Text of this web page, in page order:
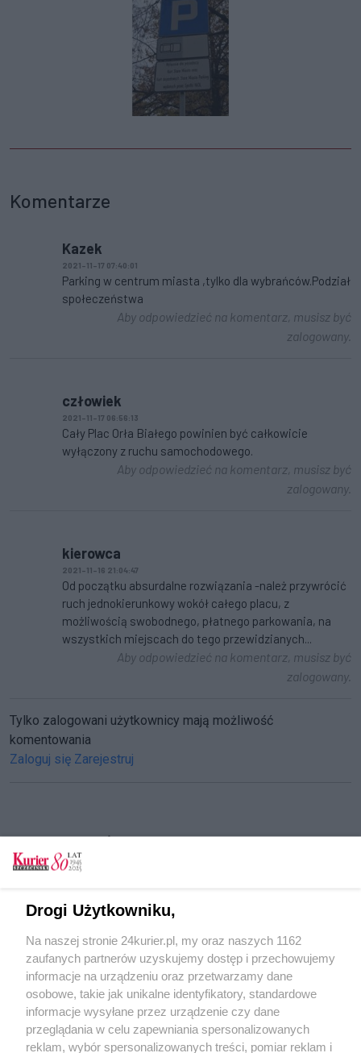
Komentarze
Kazek
2021-11-17 07:40:01
Parking w centrum miasta ,tylko dla wybrańców.Podział
społeczeństwa
Aby odpowiedzieć na komentarz, musisz być
zalogowany.
człowiek
2021-11-17 06:56:13
Cały Plac Orła Białego powinien być całkowicie
wyłączony z ruchu samochodowego.
Aby odpowiedzieć na komentarz, musisz być
zalogowany.
kierowca
2021-11-16 21:04:47
Od początku absurdalne rozwiązania -należ przywrócić
ruch jednokierunkowy wokół całego placu, z
możliwością swobodnego, płatnego parkowania, na
wszystkich miejscach do tego przewidzianych...
Aby odpowiedzieć na komentarz, musisz być
zalogowany.
Tylko zalogowani użytkownicy mają możliwość
komentowania
Zaloguj się Zarejestruj
CZYTAJ TAKŻE
Po jarmarku – szacowanie szkód. Trawnik do
Przestańcie dręczyć ptaki! Zabawa (zła) z kijami
Kwiaty na plac. Od kwitnących floksów, szałwii i
tawułek po ozdobne trawy i wierzby
POGODA
Drogi Użytkowniku,
Na naszej stronie 24kurier.pl, my oraz naszych 1162
zaufanych partnerów uzyskujemy dostęp i przechowujemy
informacje na urządzeniu oraz przetwarzamy dane
osobowe, takie jak unikalne identyfikatory, standardowe
informacje wysyłane przez urządzenie czy dane
przeglądania w celu zapewniania spersonalizowanych
reklam, wybór spersonalizowanych treści, pomiar reklam i